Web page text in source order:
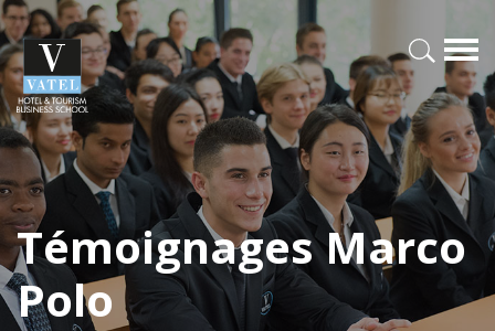
Témoignages Marco
Polo